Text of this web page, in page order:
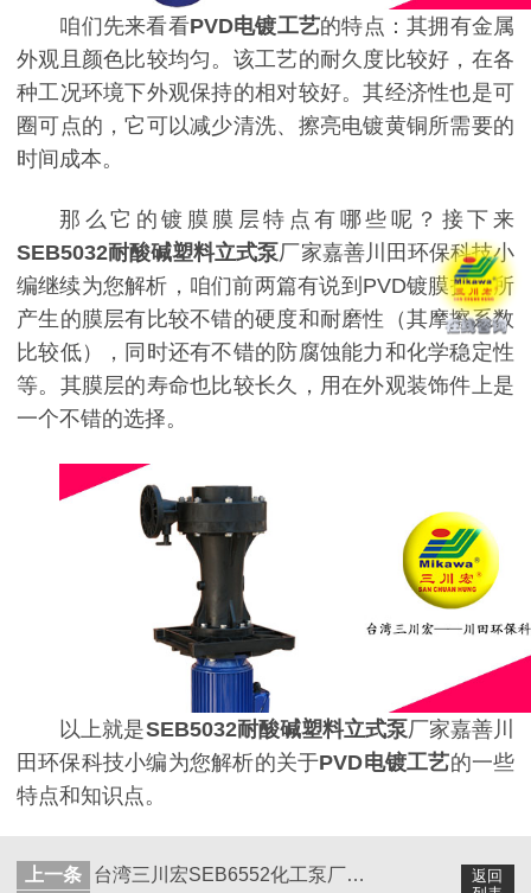
咱们先来看看PVD电镀工艺的特点：其拥有金属
外观且颜色比较均匀。该工艺的耐久度比较好，在各
种工况环境下外观保持的相对较好。其经济性也是可
圈可点的，它可以减少清洗、擦亮电镀黄铜所需要的
时间成本。
那么它的镀膜膜层特点有哪些呢？接下来
SEB5032耐酸碱塑料立式泵厂家嘉善川田环保科技小
编继续为您解析，咱们前两篇有说到PVD镀膜技术所
产生的膜层有比较不错的硬度和耐磨性（其摩擦系数
比较低），同时还有不错的防腐蚀能力和化学稳定性
等。其膜层的寿命也比较长久，用在外观装饰件上是
一个不错的选择。
以上就是SEB5032耐酸碱塑料立式泵厂家嘉善川
田环保科技小编为您解析的关于PVD电镀工艺的一些
特点和知识点。
返回
上一条 台湾三川宏SEB6552化工泵厂家为您讲解PVD镀膜的种类和厚度